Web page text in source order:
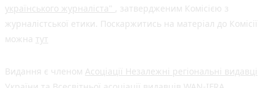
українського журналіста" , затвердженим Комісією з
журналістської етики. Поскаржитись на матеріал до Комісії
можна тут
Видання є членом Асоціації Незалежні регіональні видавці